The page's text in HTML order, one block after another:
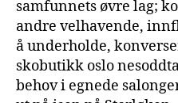
samfunnets øvre lag;
andre velhavende,
å underholde,
skobutikk oslo
behov i egnede